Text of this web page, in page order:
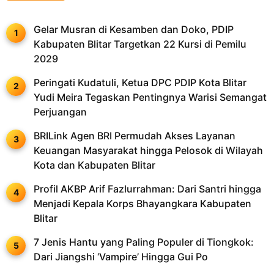
Gelar Musran di Kesamben dan Doko, PDIP
Kabupaten Blitar Targetkan 22 Kursi di Pemilu
2029
Peringati Kudatuli, Ketua DPC PDIP Kota Blitar
Yudi Meira Tegaskan Pentingnya Warisi Semangat
Perjuangan
BRILink Agen BRI Permudah Akses Layanan
Keuangan Masyarakat hingga Pelosok di Wilayah
Kota dan Kabupaten Blitar
Profil AKBP Arif Fazlurrahman: Dari Santri hingga
Menjadi Kepala Korps Bhayangkara Kabupaten
Blitar
7 Jenis Hantu yang Paling Populer di Tiongkok:
Dari Jiangshi ‘Vampire’ Hingga Gui Po